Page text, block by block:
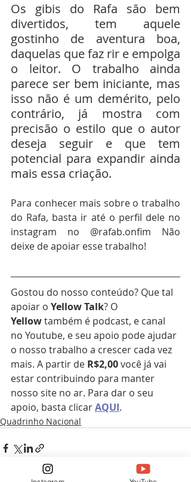
Os gibis do Rafa são bem
divertidos, tem aquele
gostinho de aventura boa,
daquelas que faz rir e empolga
o leitor. O trabalho ainda
parece ser bem iniciante, mas
isso não é um demérito, pelo
contrário, já mostra com
precisão o estilo que o autor
deseja seguir e que tem
potencial para expandir ainda
mais essa criação.
Para conhecer mais sobre o trabalho
do Rafa, basta ir até o perfil dele no
instagram no @rafab.onfim Não
deixe de apoiar esse trabalho!
Gostou do nosso conteúdo? Que tal
apoiar o Yellow Talk? O
Yellow também é podcast, e canal
no Youtube, e seu apoio pode ajudar
o nosso trabalho a crescer cada vez
mais. A partir de R$2,00 você já vai
estar contribuindo para manter
nosso site no ar. Para dar o seu
apoio, basta clicar AQUI.
Quadrinho Nacional